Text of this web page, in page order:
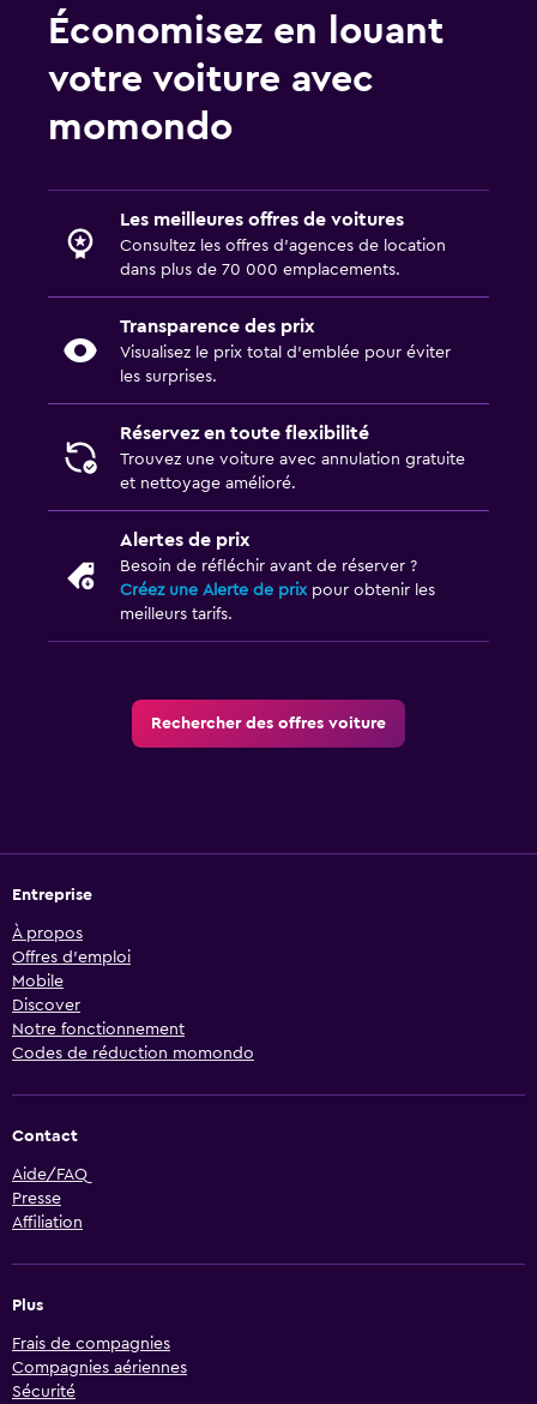
Économisez en louant
votre voiture avec
momondo
Les meilleures offres de voitures
Consultez les offres d’agences de location
dans plus de 70 000 emplacements.
Transparence des prix
Visualisez le prix total d’emblée pour éviter
les surprises.
Réservez en toute flexibilité
Trouvez une voiture avec annulation gratuite
et nettoyage amélioré.
Alertes de prix
Besoin de réfléchir avant de réserver ?
Créez une Alerte de prixpour obtenir les
meilleurs tarifs.
Rechercher des offres voiture
Entreprise
À propos
Offres d’emploi
Mobile
Discover
Notre fonctionnement
Codes de réduction momondo
Contact
Aide/FAQ
Presse
Affiliation
Plus
Frais de compagnies
Compagnies aériennes
Sécurité